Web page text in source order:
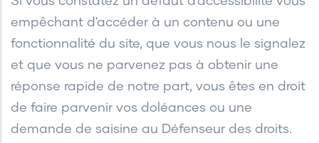
empêchant d'accéder à un contenu ou une
fonctionnalité du site, que vous nous le signalez
et que vous ne parvenez pas à obtenir une
réponse rapide de notre part, vous êtes en droit
de faire parvenir vos doléances ou une
demande de saisine au Défenseur des droits.